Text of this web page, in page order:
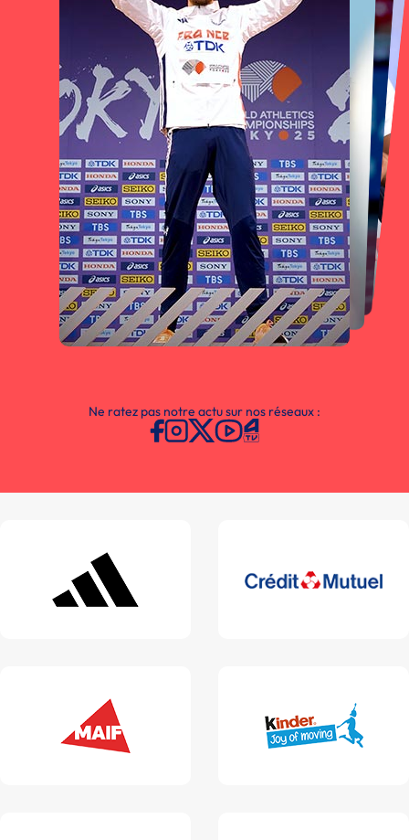
Ne ratez pas notre actu sur nos réseaux :